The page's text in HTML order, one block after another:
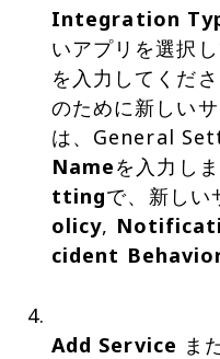
Integration
いアプリを選択し
を入力してくだ
のために新しい
は、General
Nameを入力し
ttingで、新しい
olicy,
cident
Add Service ま